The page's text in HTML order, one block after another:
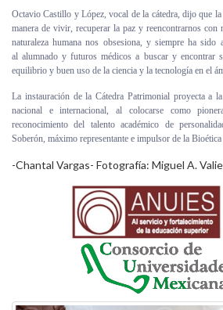
Octavio Castillo y López, vocal de la cátedra, dijo que
manera de vivir, recuperar la paz y reencontrarnos con
naturaleza humana nos obsesiona, y siempre ha
al alumnado y futuros médicos a buscar y encontrar
equilibrio y buen uso de la ciencia y la tecnología en el
La instauración de la Cátedra Patrimonial proyecta a
nacional e internacional, al colocarse como
reconocimiento del talento académico de
Soberón, máximo representante e impulsor de la Bioética
-Chantal Vargas- Fotografía: Miguel A.